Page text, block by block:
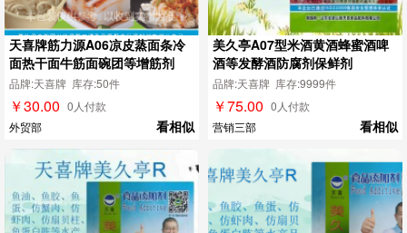
天喜牌筋力源A06凉皮蒸面条冷
面热干面牛筋面碗团等增筋剂
品牌:天喜牌 库存:50件
￥30.00 0人付款
外贸部
看相似
美久亭A07型米酒黄酒蜂蜜酒啤
酒等发酵酒防腐剂保鲜剂
品牌:天喜牌 库存:9999件
￥75.00 0人付款
营销三部
看相似